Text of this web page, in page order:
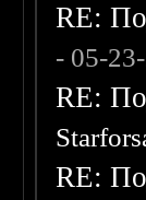
RE:
- 05-
RE:
RE: